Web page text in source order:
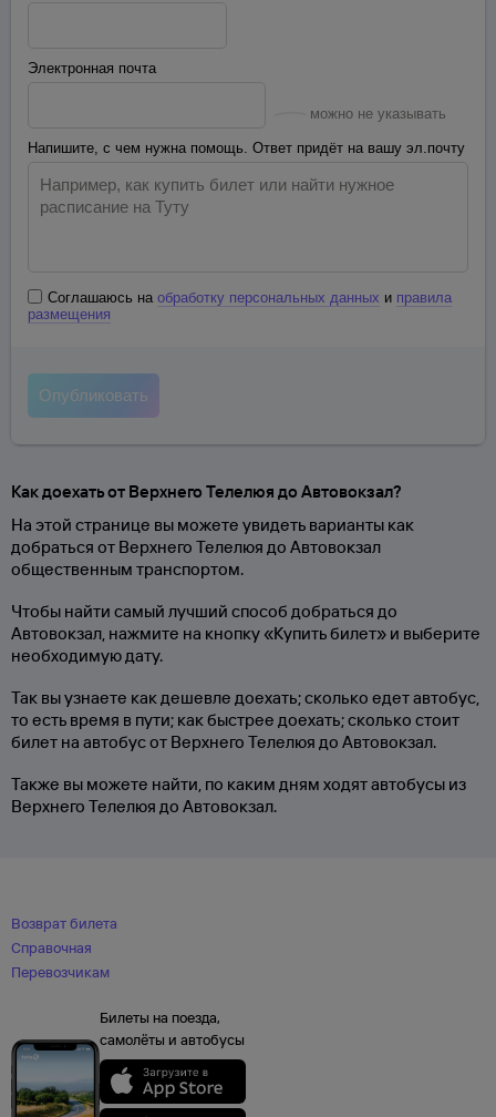
Электронная почта
можно не указывать
Напишите, с чем нужна помощь. Ответ придёт на вашу эл.почту
Соглашаюсь на обработку персональных данных и правила
размещения
Как доехать от Верхнего Телелюя до Автовокзал?
На этой странице вы можете увидеть варианты как
добраться от Верхнего Телелюя до Автовокзал
общественным транспортом.
Чтобы найти самый лучший способ добраться до
Автовокзал, нажмите на кнопку «Купить билет» и выберите
необходимую дату.
Так вы узнаете как дешевле доехать; сколько едет автобус,
то есть время в пути; как быстрее доехать; сколько стоит
билет на автобус от Верхнего Телелюя до Автовокзал.
Также вы можете найти, по каким дням ходят автобусы из
Верхнего Телелюя до Автовокзал.
Возврат билета
Справочная
Перевозчикам
Билеты на поезда,
самолёты и автобусы